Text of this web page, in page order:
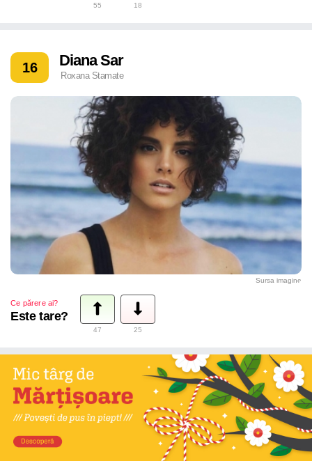
55 18
16 Diana Sar
Roxana Stamate
Sursa imagine
Ce părere ai?
Este tare?
47 25